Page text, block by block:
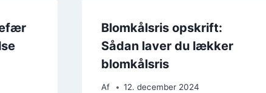
Blomkålsris opskrift:
Sådan laver du lækker
blomkålsris
Af 12. december 2024